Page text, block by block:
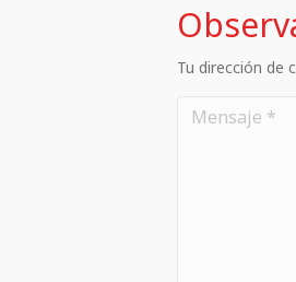
Tu dirección de